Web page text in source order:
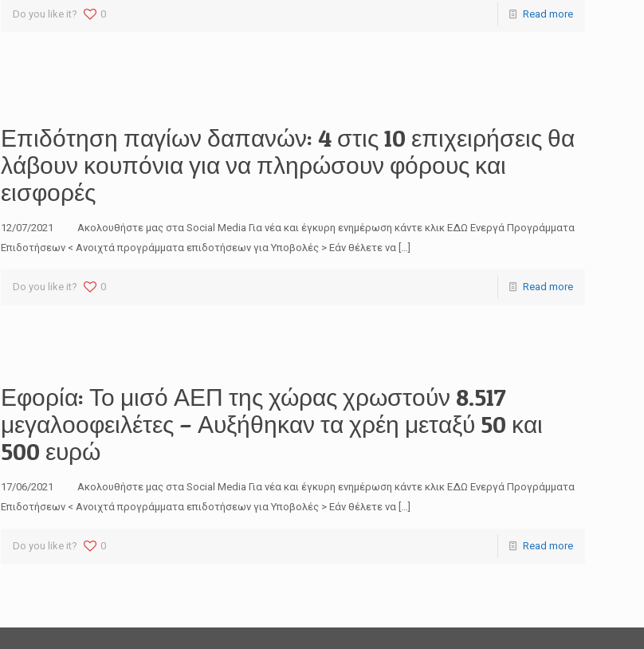
Do you like it? 0 Read more
Επιδότηση παγίων δαπανών: 4 στις 10 επιχειρήσεις θα
λάβουν κουπόνια για να πληρώσουν φόρους και
εισφορές
12/07/2021 Ακολουθήστε μας στα Social Media Για νέα και έγκυρη ενημέρωση κάντε κλικ ΕΔΩ Ενεργά Προγράμματα
Επιδοτήσεων < Ανοιχτά προγράμματα επιδοτήσεων για Υποβολές > Εάν θέλετε να
Do you like it? 0 Read more
Εφορία: Το μισό ΑΕΠ της χώρας χρωστούν 8.517
μεγαλοοφειλέτες – Αυξήθηκαν τα χρέη μεταξύ 50 και
500 ευρώ
17/06/2021 Ακολουθήστε μας στα Social Media Για νέα και έγκυρη ενημέρωση κάντε κλικ ΕΔΩ Ενεργά Προγράμματα
Επιδοτήσεων < Ανοιχτά προγράμματα επιδοτήσεων για Υποβολές > Εάν θέλετε να[…]
Do you like it? 0 Read more